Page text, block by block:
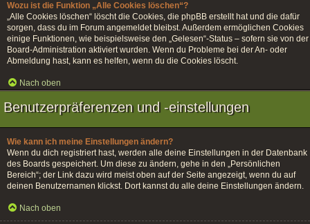
Wozu ist die Funktion „Alle Cookies löschen“?
„Alle Cookies löschen“ löscht die Cookies, die phpBB erstellt hat und die dafür
sorgen, dass du im Forum angemeldet bleibst. Außerdem ermöglichen Cookies
einige Funktionen, wie beispielsweise den „Gelesen“-Status – sofern sie von der
Board-Administration aktiviert wurden. Wenn du Probleme bei der An- oder
Abmeldung hast, kann es helfen, wenn du die Cookies löscht.
Nach oben
Benutzerpräferenzen und -einstellungen
Wie kann ich meine Einstellungen ändern?
Wenn du dich registriert hast, werden alle deine Einstellungen in der Datenbank
des Boards gespeichert. Um diese zu ändern, gehe in den „Persönlichen
Bereich“; der Link dazu wird meist oben auf der Seite angezeigt, wenn du auf
deinen Benutzernamen klickst. Dort kannst du alle deine Einstellungen ändern.
Nach oben